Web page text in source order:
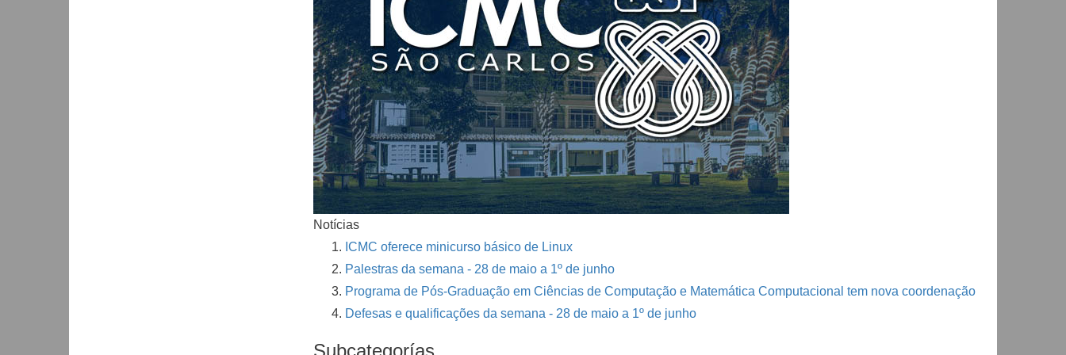
Notícias
ICMC oferece minicurso básico de Linux
Palestras da semana - 28 de maio a 1º de junho
Programa de Pós-Graduação em Ciências de Computação e Matemática Computacional tem nova coordenação
Defesas e qualificações da semana - 28 de maio a 1º de junho
Subcategorías